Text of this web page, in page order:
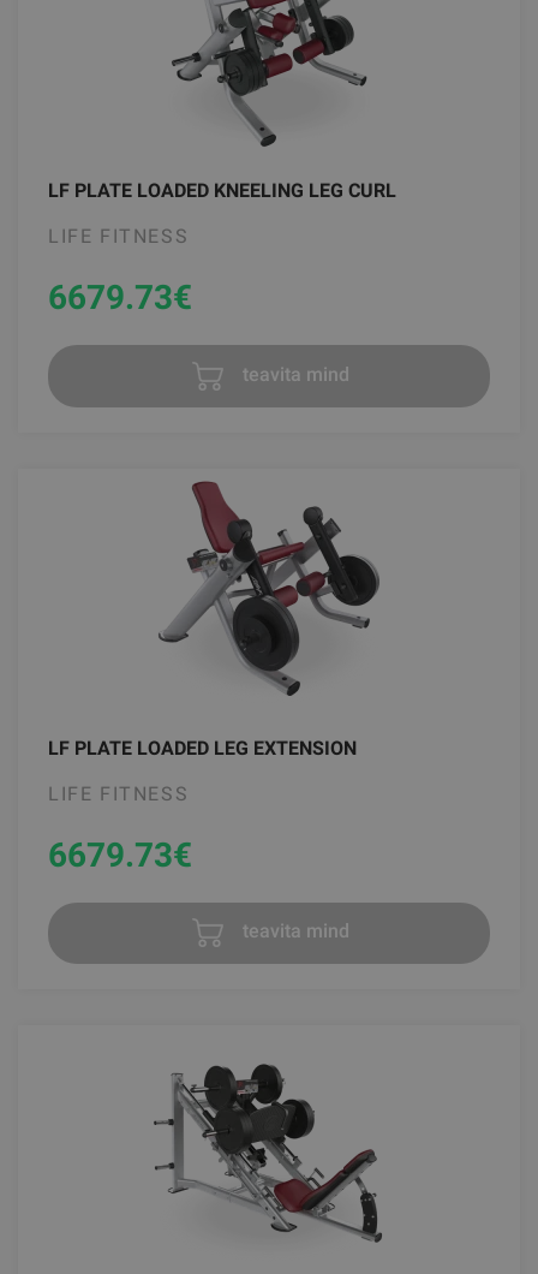
LF PLATE LOADED KNEELING LEG CURL
LIFE FITNESS
6679.73€
teavita mind
LF PLATE LOADED LEG EXTENSION
LIFE FITNESS
6679.73€
teavita mind